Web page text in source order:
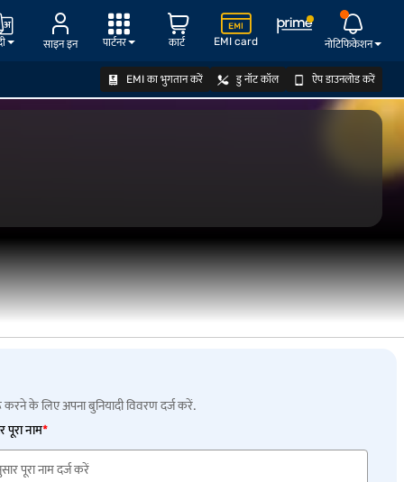
साइन इन EMI card नोटिफिकेशन
कार्ट
पार्टनर
EMI का भुगतान करें डु नॉट कॉल ऐप डाउनलोड करें
के लिए अपना बुनियादी विवरण दर्ज करें.
पूरा नाम*